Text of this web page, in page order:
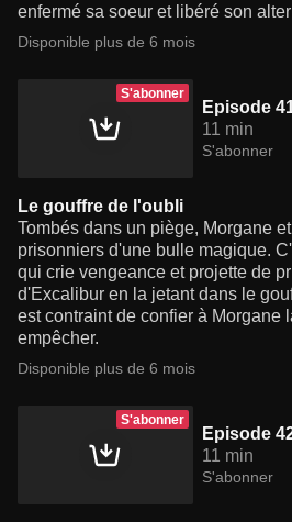
enfermé sa soeur et libéré son
Disponible plus de 6 mois
S'abonner
Episode
11 min
S'abonner
Le gouffre de l'oubli
Tombés dans un piège, Morgane
prisonniers d'une bulle magique.
qui crie vengeance et projette de
d'Excalibur en la jetant dans le
est contraint de confier à Morgane
empêcher.
Disponible plus de 6 mois
S'abonner
Episode
11 min
S'abonner